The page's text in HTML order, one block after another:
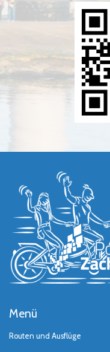
Menü
Routen und Ausflüge